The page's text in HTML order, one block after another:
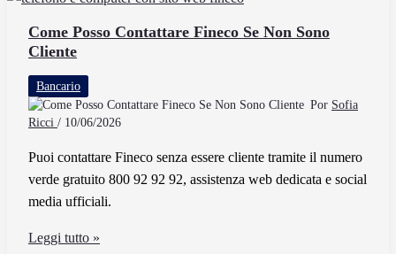
BIC
della
banca
e
a
cosa
esattamente
Come Posso Contattare Fineco Se Non Sono
Cliente
Bancario
Por Sofia
Ricci / 10/06/2026
Puoi contattare Fineco senza essere cliente tramite il numero
verde gratuito 800 92 92 92, assistenza web dedicata e social
media ufficiali.
Come
Leggi tutto »